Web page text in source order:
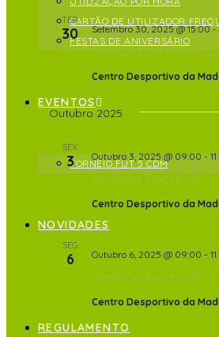
CARTÃO DE UTILIZADOR
FESTAS DE ANIVERSÁRIO
EVENTOS
TORNEIO FUT 5 CDM
NOVIDADES
REGULAMENTO
TER
30
Semana Europeia
Setembro 30, 2025 @ 15:00-
Centro Desportivo da
Outubro 2025
SEX
3
Walking Football
Outubro 3, 2025 @ 09:00-
Centro Desportivo da
SEG
6
Walking Football
Outubro 6, 2025 @ 09:00 -
Centro Desportivo da